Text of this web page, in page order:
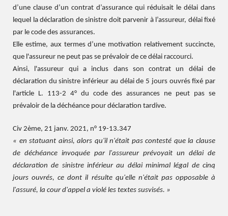
d’une clause d’un contrat d’assurance qui réduisait le délai dans
lequel la déclaration de sinistre doit parvenir à l’assureur, délai fixé
par le code des assurances.
Elle estime, aux termes d’une motivation relativement succincte,
que l'assureur ne peut pas se prévaloir de ce délai raccourci.
Ainsi, l'assureur qui a inclus dans son contrat un délai de
déclaration du sinistre inférieur au délai de 5 jours ouvrés fixé par
l'article L. 113-2 4° du code des assurances ne peut pas se
prévaloir de la déchéance pour déclaration tardive.
Civ 2ème, 21 janv. 2021, n° 19-13.347
« en statuant ainsi, alors qu'il n'était pas contesté que la clause
de déchéance invoquée par l'assureur prévoyait un délai de
déclaration de sinistre inférieur au délai minimal légal de cinq
jours ouvrés, ce dont il résulte qu'elle n'était pas opposable à
l'assuré, la cour d'appel a violé les textes susvisés. »